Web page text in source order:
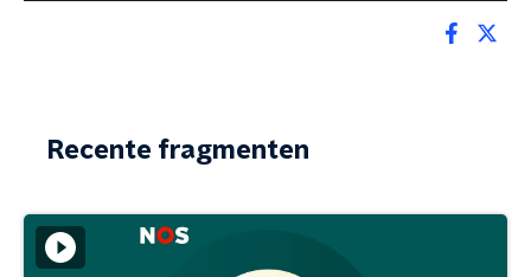
Recente fragmenten